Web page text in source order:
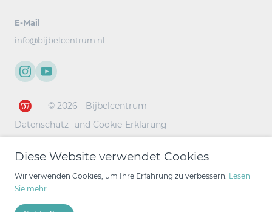
E-Mail
info@bijbelcentrum.nl
© 2026 - Bijbelcentrum
Datenschutz- und Cookie-Erklärung
Diese Website verwendet Cookies
Wir verwenden Cookies, um Ihre Erfahrung zu verbessern. Lesen
Sie mehr